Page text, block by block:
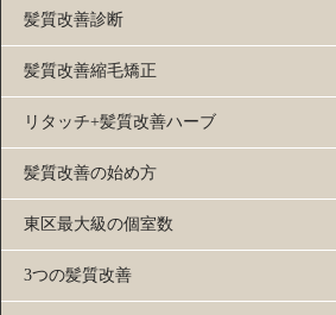
髪質改善診断
髪質改善縮毛矯正
リタッチ+髪質改善ハーブ
髪質改善の始め方
東区最大級の個室数
3つの髪質改善